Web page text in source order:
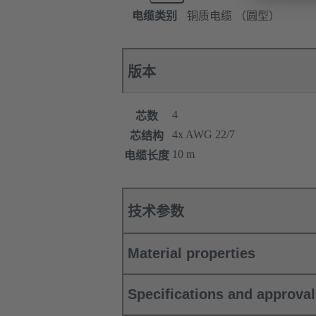
电缆类别 铜质电缆 （圆型）
版本
芯数
4
芯结构
4x AWG 22/7
电缆长度 10 m
技术参数
Material properties
Specifications and